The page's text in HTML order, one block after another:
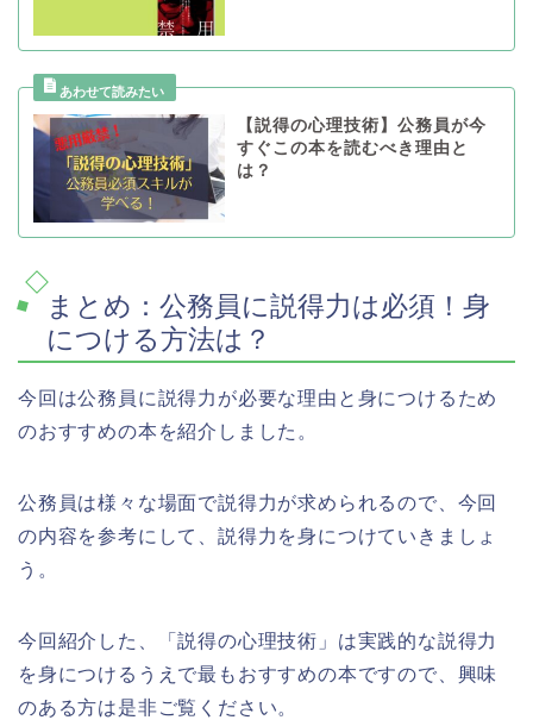
【説得の心理技術】公務員が今
すぐこの本を読むべき理由と
は？
まとめ：公務員に説得力は必須！身
につける方法は？
今回は公務員に説得力が必要な理由と身につけるため
のおすすめの本を紹介しました。
公務員は様々な場面で説得力が求められるので、今回
の内容を参考にして、説得力を身につけていきましょ
う。
今回紹介した、「説得の心理技術」は実践的な説得力
を身につけるうえで最もおすすめの本ですので、興味
のある方は是非ご覧ください。